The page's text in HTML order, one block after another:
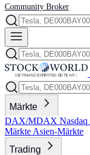
Community Broker
Märkte
DAX/MDAX Nasdaq
Märkte Asien-Märkte
Trading